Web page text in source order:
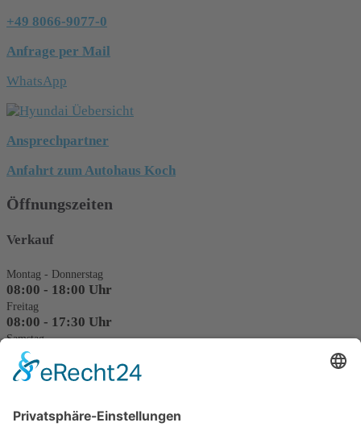
+49 8066-9077-0
Anfrage per Mail
WhatsApp
Ansprechpartner
Anfahrt zum Autohaus Koch
Öffnungszeiten
Verkauf
Montag - Donnerstag
08:00 - 18:00 Uhr
Freitag
08:00 - 17:30 Uhr
Samstag
09:00 - 12:00 Uhr
Probefahrt und Beratung nach Vereinbarung